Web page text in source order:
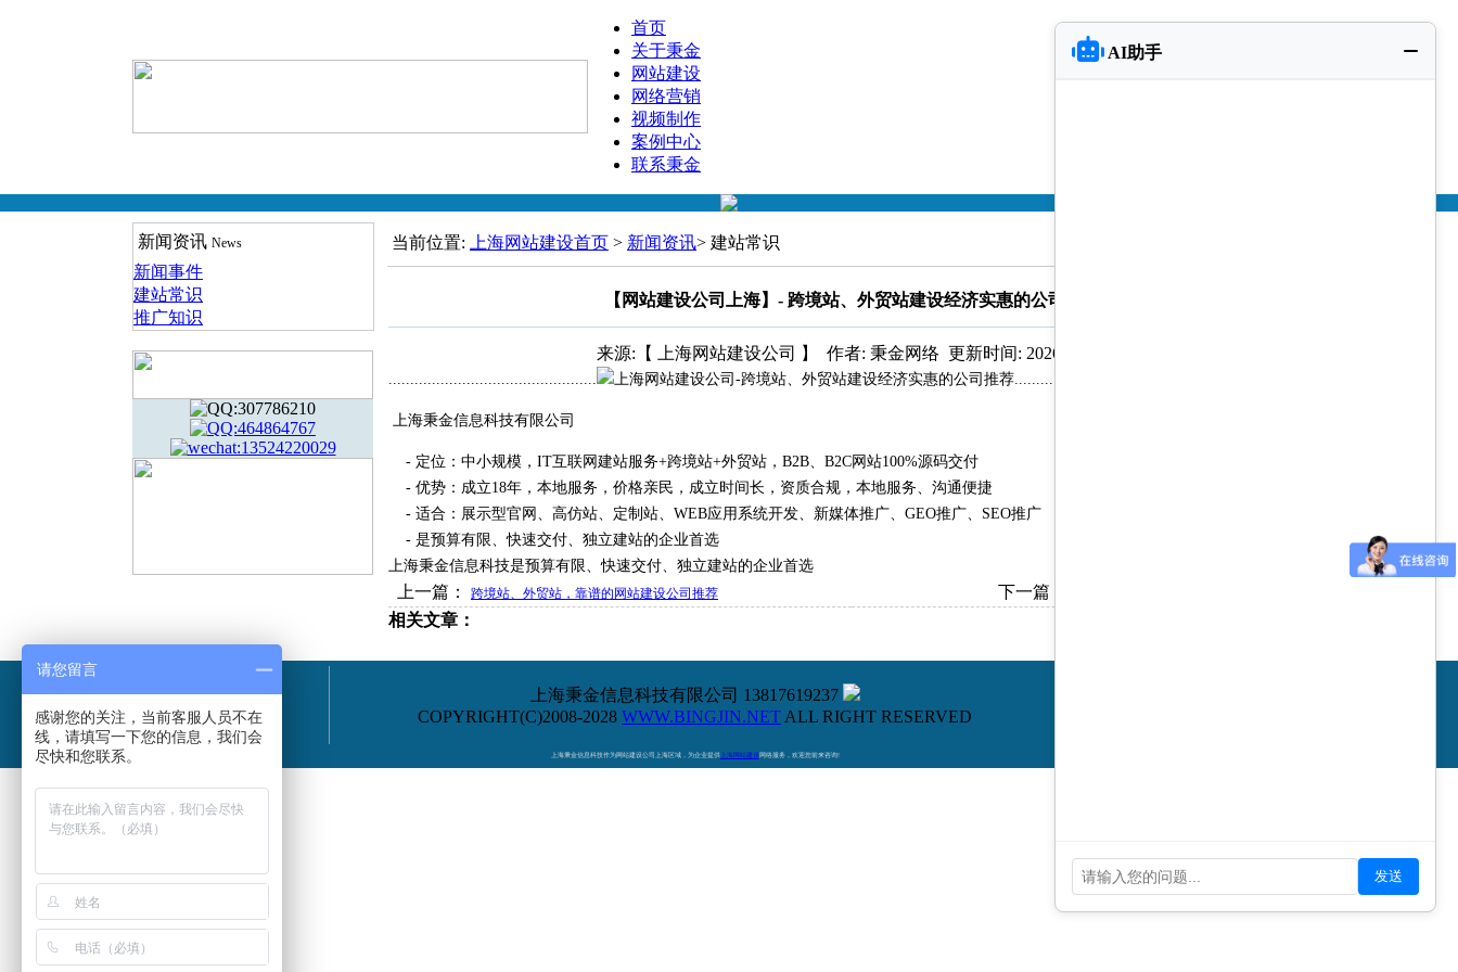
首页
关于秉金
网站建设
网络营销
视频制作
案例中心
联系秉金
新闻资讯 News
新闻事件
建站常识
推广知识
当前位置: 上海网站建设首页 > 新闻资讯> 建站常识
【网站建设公司上海】- 跨境站、外贸站建设经济实惠的公司推荐
来源:【 上海网站建设公司 】 作者: 秉金网络 更新时间: 2026-03-15
................................................ ...................
上海秉金信息科技有限公司
- 定位：中小规模，IT互联网建站服务+跨境站+外贸站，B2B、B2C网站100%源码交付
- 优势：成立18年，本地服务，价格亲民，成立时间长，资质合规，本地服务、沟通便捷
- 适合：展示型官网、高仿站、定制站、WEB应用系统开发、新媒体推广、GEO推广、SEO推广
- 是预算有限、快速交付、独立建站的企业首选
上海秉金信息科技是预算有限、快速交付、独立建站的企业首选
上一篇： 跨境站、外贸站，靠谱的网站建设公司推荐 下一篇：
相关文章：
上海秉金信息科技有限公司 13817619237
COPYRIGHT(C)2008-2028 WWW.BINGJIN.NET ALL RIGHT RESERVED
上海秉金信息科技作为网站建设公司上海区域，为企业提供上海网站建设 网络服务，欢迎您前来咨询!
AI助手
发送
请您留言
感谢您的关注，当前客服人员不在
线，请填写一下您的信息，我们会
尽快和您联系。